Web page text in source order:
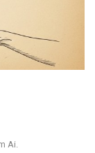
Ai.